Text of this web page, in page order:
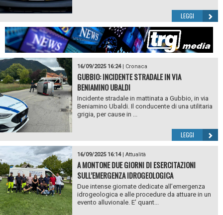
LEGGI
16/09/2025 16:24| Cronaca
GUBBIO: INCIDENTE STRADALE IN VIA
BENIAMINO UBALDI
Incidente stradale in mattinata a Gubbio, in via
Beniamino Ubaldi. Il conducente di una utilitaria
grigia, per cause in ...
LEGGI
16/09/2025 16:14| Attualità
A MONTONE DUE GIORNI DI ESERCITAZIONI
SULL’EMERGENZA IDROGEOLOGICA
Due intense giornate dedicate all’emergenza
idrogeologica e alle procedure da attuare in un
evento alluvionale. E’ quant...